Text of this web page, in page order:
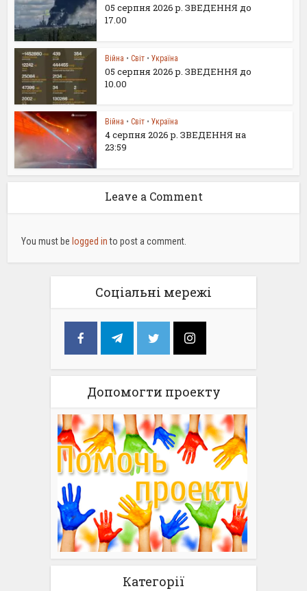
05 серпня 2026 р. ЗВЕДЕННЯ до
17.00
Війна • Світ • Україна
05 серпня 2026 р. ЗВЕДЕННЯ до
10.00
Війна • Світ • Україна
4 серпня 2026 р. ЗВЕДЕННЯ на
23:59
Leave a Comment
You must be logged into post a comment.
Соціальні мережі
Допомогти проекту
Категорії